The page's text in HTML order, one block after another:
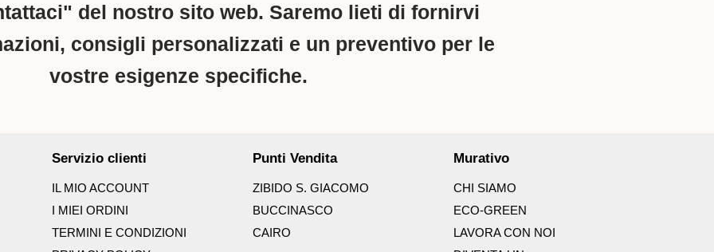
del nostro sito web. Saremo lieti di fornirvi
consigli personalizzati e un preventivo per le
vostre esigenze specifiche.
Servizio clienti
IL MIO ACCOUNT
I MIEI ORDINI
TERMINI E CONDIZIONI
Punti Vendita
ZIBIDO S. GIACOMO
BUCCINASCO
CAIRO
Murativo
CHI SIAMO
ECO-GREEN
LAVORA CON NOI